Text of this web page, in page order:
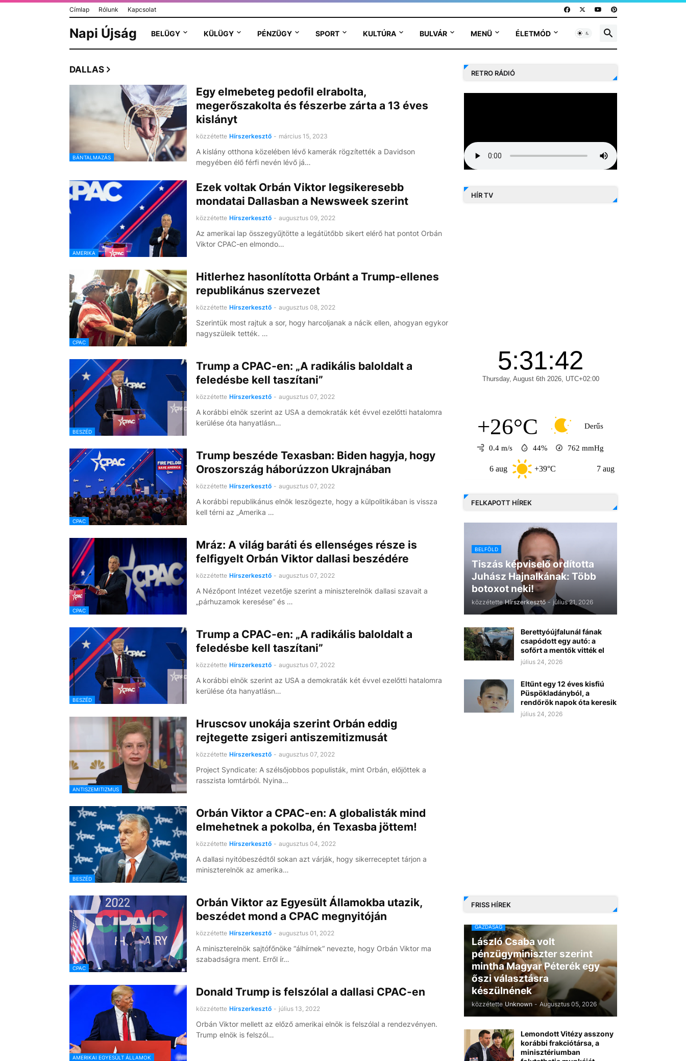
Címlap Rólunk Kapcsolat
Napi Újság BELÜGY KÜLÜGY PÉNZÜGY SPORT KULTÚRA BULVÁR MENÜ ÉLETMÓD
DALLAS
BÁNTALMAZÁS
Egy elmebeteg pedofil elrabolta,
megerőszakolta és fészerbe zárta a 13 éves
kislányt
közzétette Hírszerkesztő - március 15, 2023
A kislány otthona közelében lévő kamerák rögzítették a Davidson
megyében élő férfi nevén lévő já…
AMERIKA
Ezek voltak Orbán Viktor legsikeresebb
mondatai Dallasban a Newsweek szerint
közzétette Hírszerkesztő - augusztus 09, 2022
Az amerikai lap összegyűjtötte a legátütőbb sikert elérő hat pontot Orbán
Viktor CPAC-en elmondo…
CPAC
Hitlerhez hasonlította Orbánt a Trump-ellenes
republikánus szervezet
közzétette Hírszerkesztő - augusztus 08, 2022
Szerintük most rajtuk a sor, hogy harcoljanak a nácik ellen, ahogyan egykor
nagyszüleik tették. …
BESZÉD
Trump a CPAC-en: „A radikális baloldalt a
feledésbe kell taszítani”
közzétette Hírszerkesztő - augusztus 07, 2022
A korábbi elnök szerint az USA a demokraták két évvel ezelőtti hatalomra
kerülése óta hanyatlásn…
CPAC
Trump beszéde Texasban: Biden hagyja, hogy
Oroszország háborúzzon Ukrajnában
közzétette Hírszerkesztő - augusztus 07, 2022
A korábbi republikánus elnök leszögezte, hogy a külpolitikában is vissza
kell térni az „Amerika …
CPAC
Mráz: A világ baráti és ellenséges része is
felfigyelt Orbán Viktor dallasi beszédére
közzétette Hírszerkesztő - augusztus 07, 2022
A Nézőpont Intézet vezetője szerint a miniszterelnök dallasi szavait a
„párhuzamok keresése” és …
BESZÉD
Trump a CPAC-en: „A radikális baloldalt a
feledésbe kell taszítani”
közzétette Hírszerkesztő - augusztus 07, 2022
A korábbi elnök szerint az USA a demokraták két évvel ezelőtti hatalomra
kerülése óta hanyatlásn…
ANTISZEMITIZMUS
Hruscsov unokája szerint Orbán eddig
rejtegette zsigeri antiszemitizmusát
közzétette Hírszerkesztő - augusztus 07, 2022
Project Syndicate: A szélsőjobbos populisták, mint Orbán, előjöttek a
rasszista lomtárból. Nyina…
BESZÉD
Orbán Viktor a CPAC-en: A globalisták mind
elmehetnek a pokolba, én Texasba jöttem!
közzétette Hírszerkesztő - augusztus 04, 2022
A dallasi nyitóbeszédtől sokan azt várják, hogy sikerreceptet tárjon a
miniszterelnök az amerika…
CPAC
Orbán Viktor az Egyesült Államokba utazik,
beszédet mond a CPAC megnyitóján
közzétette Hírszerkesztő - augusztus 01, 2022
A miniszterelnök sajtófőnöke “álhírnek“ nevezte, hogy Orbán Viktor ma
szabadságra ment. Erről ír…
AMERIKAI EGYESÜLT ÁLLAMOK
Donald Trump is felszólal a dallasi CPAC-en
közzétette Hírszerkesztő - július 13, 2022
Orbán Viktor mellett az előző amerikai elnök is felszólal a rendezvényen.
Trump elnök is felszól…
RETRO RÁDIÓ
HÍR TV
+26°C Derűs
0.4 m/s 44% 762 mmHg
+39°C +32°C
FELKAPOTT HÍREK
BELFÖLD
Tiszás képviselő ordította
Juhász Hajnalkának: Több
botoxot neki!
közzétette Hírszerkesztő - július 21, 2026
Berettyóújfalunál fának
csapódott egy autó: a
sofőrt a mentők vitték el
július 24, 2026
Eltűnt egy 12 éves kisfiú
Püspökladányból, a
rendőrök napok óta keresik
július 24, 2026
FRISS HÍREK
GAZDASÁG
László Csaba volt
pénzügyminiszter szerint
mintha Magyar Péterék egy
őszi választásra
készülnének
közzétette Unknown - Augusztus 05, 2026
Lemondott Vitézy asszony
korábbi frakciótársa, a
minisztériumban